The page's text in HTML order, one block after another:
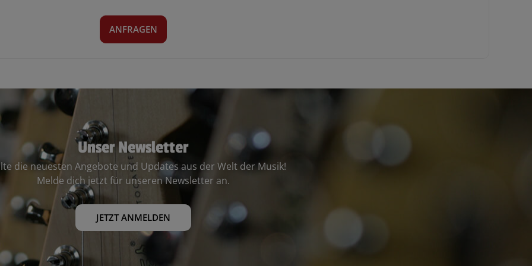
ANFRAGEN
Unser Newsletter
die neuesten Angebote und Updates aus der Welt der Musik!
Melde dich jetzt für unseren Newsletter an.
JETZT ANMELDEN